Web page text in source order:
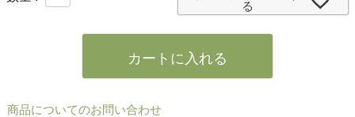
る
カートに入れる
商品についてのお問い合わせ